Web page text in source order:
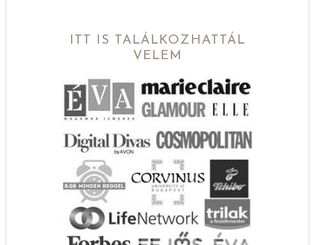
ITT IS TALÁLKOZHATTÁL
VELEM